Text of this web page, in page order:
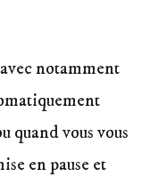
notamment
quand vous vous
en pause et